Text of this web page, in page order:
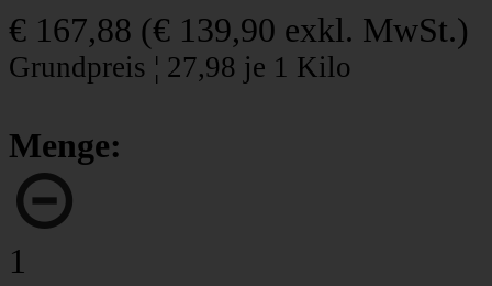
€ 167,88 (€ 139,90 exkl. MwSt.)
Grundpreis ¦ 27,98 je 1 Kilo
Menge:
1